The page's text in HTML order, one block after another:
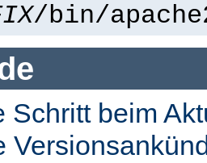
/bin/
Schritt beim